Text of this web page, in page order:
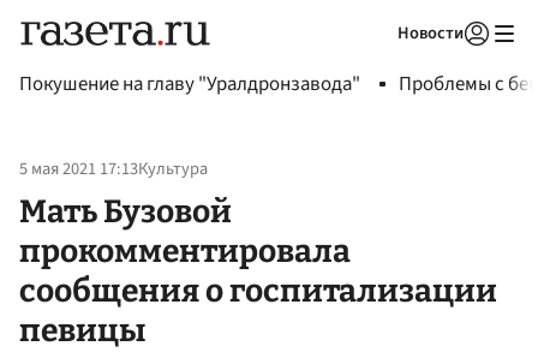
Новости
Покушение на главу "Уралдронзавода" Проблемы с
5 мая 2021 17:13Культура
Мать Бузовой
прокомментировала
сообщения о госпитализации
певицы